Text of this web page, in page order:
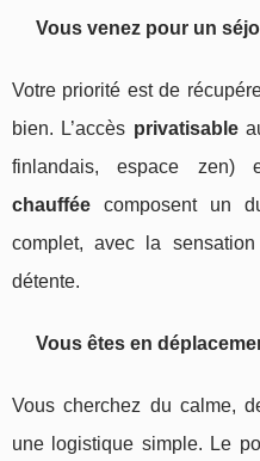
Vous venez pour un
Votre priorité est de
bien. L’accès privatisable
finlandais, espace
chauffée composent un
complet, avec la
détente.
Vous êtes en
Vous cherchez du calme,
une logistique simple. Le